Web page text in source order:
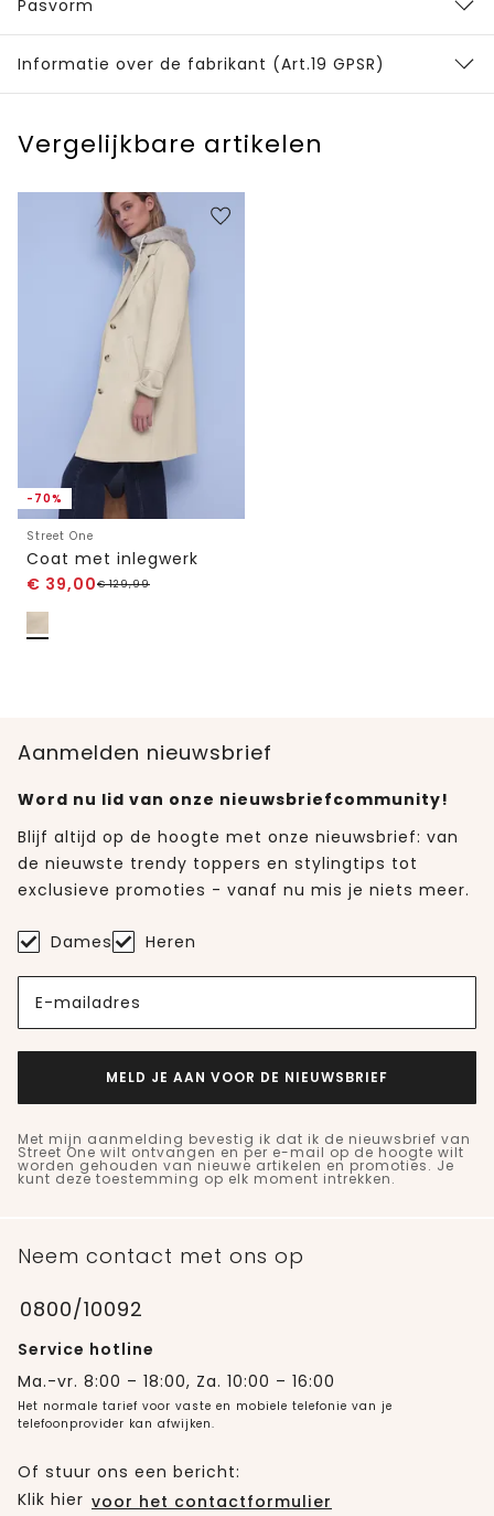
Pasvorm
Informatie over de fabrikant (Art.19 GPSR)
Vergelijkbare artikelen
-70%
Street One
Coat met inlegwerk
€ 39,00€129,99
Aanmelden nieuwsbrief
Word nu lid van onze nieuwsbriefcommunity!
Blijf altijd op de hoogte met onze nieuwsbrief: van
de nieuwste trendy toppers en stylingtips tot
exclusieve promoties - vanaf nu mis je niets meer.
Dames Heren
E-mailadres
MELD JE AAN VOOR DE NIEUWSBRIEF
Met mijn aanmelding bevestig ik dat ik de nieuwsbrief van
Street One wilt ontvangen en per e-mail op de hoogte wilt
worden gehouden van nieuwe artikelen en promoties. Je
kunt deze toestemming op elk moment intrekken.
Neem contact met ons op
0800/10092
Service hotline
Ma.-vr. 8:00 – 18:00, Za. 10:00 – 16:00
Het normale tarief voor vaste en mobiele telefonie van je
telefoonprovider kan afwijken.
Of stuur ons een bericht:
Klik hier voor het contactformulier